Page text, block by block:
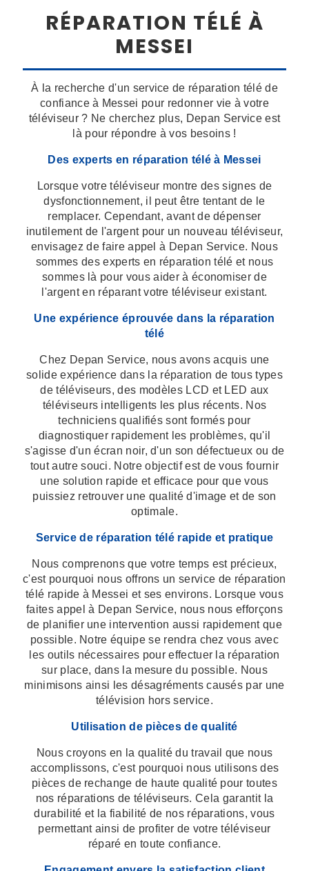
RÉPARATION TÉLÉ À
MESSEI
À la recherche d'un service de réparation télé de
confiance à Messei pour redonner vie à votre
téléviseur ? Ne cherchez plus, Depan Service est
là pour répondre à vos besoins !
Des experts en réparation télé à Messei
Lorsque votre téléviseur montre des signes de
dysfonctionnement, il peut être tentant de le
remplacer. Cependant, avant de dépenser
inutilement de l'argent pour un nouveau téléviseur,
envisagez de faire appel à Depan Service. Nous
sommes des experts en réparation télé et nous
sommes là pour vous aider à économiser de
l'argent en réparant votre téléviseur existant.
Une expérience éprouvée dans la réparation
télé
Chez Depan Service, nous avons acquis une
solide expérience dans la réparation de tous types
de téléviseurs, des modèles LCD et LED aux
téléviseurs intelligents les plus récents. Nos
techniciens qualifiés sont formés pour
diagnostiquer rapidement les problèmes, qu'il
s'agisse d'un écran noir, d'un son défectueux ou de
tout autre souci. Notre objectif est de vous fournir
une solution rapide et efficace pour que vous
puissiez retrouver une qualité d'image et de son
optimale.
Service de réparation télé rapide et pratique
Nous comprenons que votre temps est précieux,
c'est pourquoi nous offrons un service de réparation
télé rapide à Messei et ses environs. Lorsque vous
faites appel à Depan Service, nous nous efforçons
de planifier une intervention aussi rapidement que
possible. Notre équipe se rendra chez vous avec
les outils nécessaires pour effectuer la réparation
sur place, dans la mesure du possible. Nous
minimisons ainsi les désagréments causés par une
télévision hors service.
Utilisation de pièces de qualité
Nous croyons en la qualité du travail que nous
accomplissons, c'est pourquoi nous utilisons des
pièces de rechange de haute qualité pour toutes
nos réparations de téléviseurs. Cela garantit la
durabilité et la fiabilité de nos réparations, vous
permettant ainsi de profiter de votre téléviseur
réparé en toute confiance.